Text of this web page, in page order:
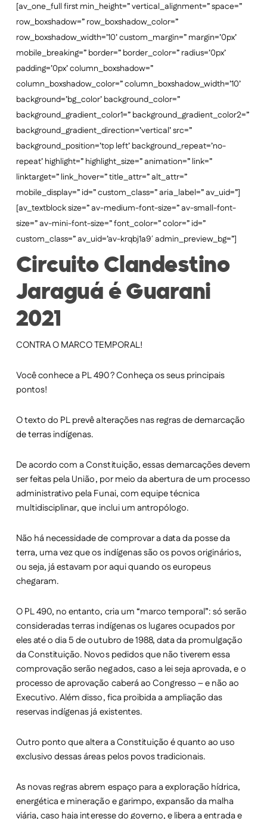
[av_one_full first min_height=” vertical_alignment=” space=”
row_boxshadow=” row_boxshadow_color=”
row_boxshadow_width=’10’ custom_margin=” margin=’0px’
mobile_breaking=” border=” border_color=” radius=’0px’
padding=’0px’ column_boxshadow=”
column_boxshadow_color=” column_boxshadow_width=’10’
background=’bg_color’ background_color=”
background_gradient_color1=” background_gradient_color2=”
background_gradient_direction=’vertical’ src=”
background_position=’top left’ background_repeat=’no-
repeat’ highlight=” highlight_size=” animation=” link=”
linktarget=” link_hover=” title_attr=” alt_attr=”
mobile_display=” id=” custom_class=” aria_label=” av_uid=”]
[av_textblock size=” av-medium-font-size=” av-small-font-
size=” av-mini-font-size=” font_color=” color=” id=”
custom_class=” av_uid=’av-krqbj1a9′ admin_preview_bg=”]
Circuito Clandestino
Jaraguá é Guarani
2021
CONTRA O MARCO TEMPORAL!
Você conhece a PL 490? Conheça os seus principais
pontos!
O texto do PL prevê alterações nas regras de demarcação
de terras indígenas.
De acordo com a Constituição, essas demarcações devem
ser feitas pela União, por meio da abertura de um processo
administrativo pela Funai, com equipe técnica
multidisciplinar, que inclui um antropólogo.
Não há necessidade de comprovar a data da posse da
terra, uma vez que os indígenas são os povos originários,
ou seja, já estavam por aqui quando os europeus
chegaram.
O PL 490, no entanto, cria um “marco temporal”: só serão
consideradas terras indígenas os lugares ocupados por
eles até o dia 5 de outubro de 1988, data da promulgação
da Constituição. Novos pedidos que não tiverem essa
comprovação serão negados, caso a lei seja aprovada, e o
processo de aprovação caberá ao Congresso – e não ao
Executivo. Além disso, fica proibida a ampliação das
reservas indígenas já existentes.
Outro ponto que altera a Constituição é quanto ao uso
exclusivo dessas áreas pelos povos tradicionais.
As novas regras abrem espaço para a exploração hídrica,
energética e mineração e garimpo, expansão da malha
viária, caso haja interesse do governo, e libera a entrada e